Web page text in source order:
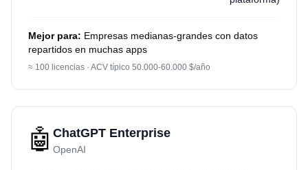
Mejor para: Empresas medianas-grandes con datos
repartidos en muchas apps
≈ 100 licencias · ACV típico 50.000-60.000 $/año
🤖 ChatGPT Enterprise
OpenAI